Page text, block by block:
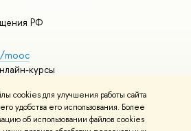
cookies для улучшения работы сайта
удобства его использования. Более
об использовании файлов cookies
РФ
mooc
курсы
Адреса и контакты